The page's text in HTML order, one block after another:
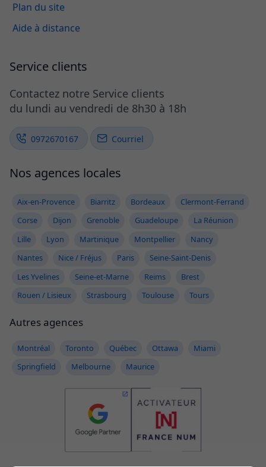
Plan du site
Aide à distance
Service clients
Contactez notre Service clients
du lundi au vendredi de 8h30 à 18h
0972670167 Courriel
Nos agences locales
Aix-en-Provence Biarritz Bordeaux
Clermont-Ferrand
Corse
Dijon Grenoble Guadeloupe
La Réunion
Lille
Lyon Martinique Montpellier
Nancy
Nantes
Nice / Fréjus Paris
Seine-Saint-Denis
Les Yvelines
Seine-et-Marne Reims
Brest
Rouen / Lisieux
Strasbourg Toulouse Tours
Autres agences
Montréal Toronto Québec Ottawa
Miami
Springfield
Melbourne Maurice